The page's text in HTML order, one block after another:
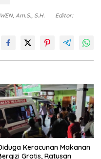
Am.S., S.H.
Editor:
Keracunan Makanan
Gratis, Ratusan